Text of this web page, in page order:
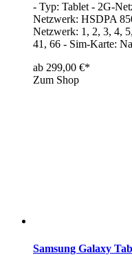
- Typ: Tablet - 2G-
Netzwerk: HSDPA
Netzwerk: 1, 2, 3, 4,
41, 66 - Sim-Karte:
ab 299,00 €*
Zum Shop
Samsung Galaxy